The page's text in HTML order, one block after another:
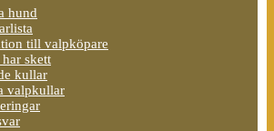
hund
till valpköpare
skett
kullar
valpkullar